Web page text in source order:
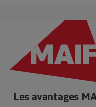
Les avantages